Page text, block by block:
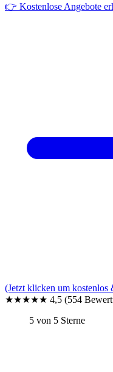
👉 Kostenlose Angebote
(Jetzt klicken um
★★★★★ 4,5 (554
5 von 5 Sterne